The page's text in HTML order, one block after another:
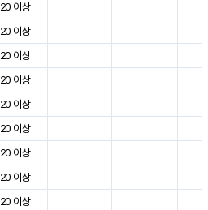
20 이상
20 이상
20 이상
20 이상
20 이상
20 이상
20 이상
20 이상
20 이상